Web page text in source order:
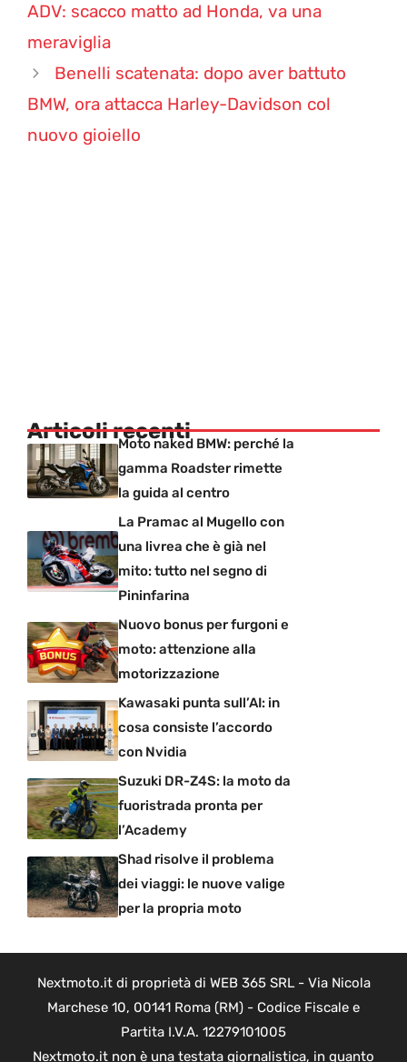
ADV: scacco matto ad Honda, va una
meraviglia
Benelli scatenata: dopo aver battuto
BMW, ora attacca Harley-Davidson col
nuovo gioiello
Articoli recentiMoto naked BMW: perché la
gamma Roadster rimette
la guida al centro
La Pramac al Mugello con
una livrea che è già nel
mito: tutto nel segno di
Pininfarina
Nuovo bonus per furgoni e
moto: attenzione alla
motorizzazione
Kawasaki punta sull’AI: in
cosa consiste l’accordo
con Nvidia
Suzuki DR-Z4S: la moto da
fuoristrada pronta per
l’Academy
Shad risolve il problema
dei viaggi: le nuove valige
per la propria moto
Nextmoto.it di proprietà di WEB 365 SRL - Via Nicola
Marchese 10, 00141 Roma (RM) - Codice Fiscale e
Partita I.V.A. 12279101005
Nextmoto.it non è una testata giornalistica, in quanto